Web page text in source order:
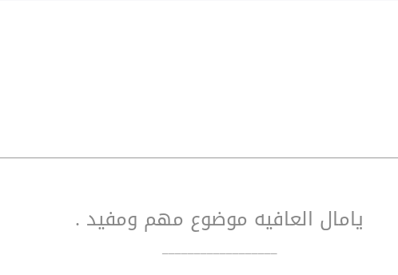
يامال العافيه موضوع مهم ومفيد .
__________________